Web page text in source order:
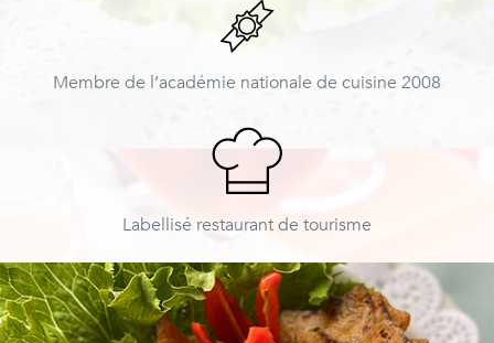
Membre de l’académie nationale de cuisine 2008
Labellisé restaurant de tourisme